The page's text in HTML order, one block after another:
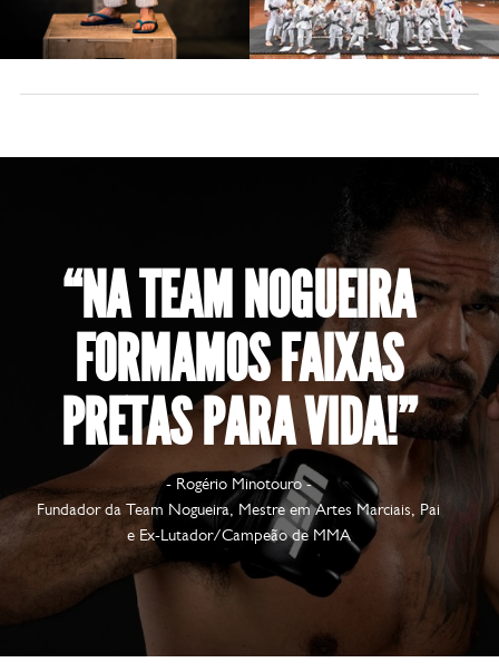
“NA TEAM NOGUEIRA
FORMAMOS FAIXAS
PRETAS PARA VIDA!”
- Rogério Minotouro -
Fundador da Team Nogueira, Mestre em Artes Marciais, Pai
e Ex-Lutador/Campeão de MMA